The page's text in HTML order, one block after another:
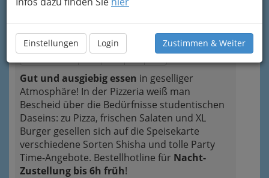
Einstellungen Login Zustimmen & Weiter
+43 676 3875 652
Neugierig?
Gut und ausgiebig essen in geselliger
Atmosphäre! In der Pizzeria weiß man
Bescheid über die Bedürfnisse studentischen
Daseins: zu Pizza, frischen Salaten und XL
Burger gesellen sich auf die Speisekarte
verschiedene Sorten Shisha und tolle Party
Time-Angebote. Bestellhotline für Nacht-
Zustellung bis 6h früh!